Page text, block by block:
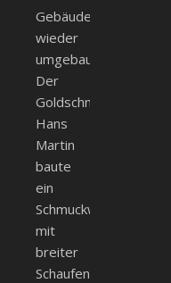
Gebäude
wieder
umgebaut.
Der
Goldschmied
Hans
Martin
baute
ein
Schmuckwarengeschäft
mit
breiter
Schaufensterfront